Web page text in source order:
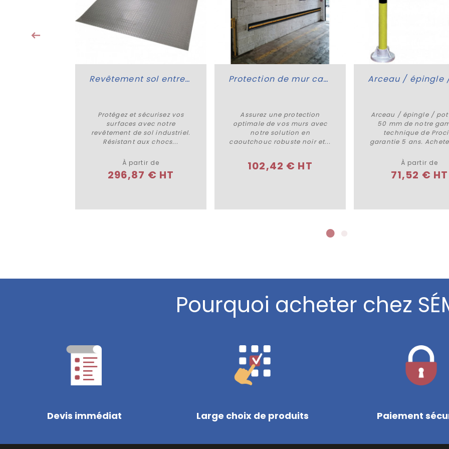
€ HT
Plus de détails
Revêtement sol entrepôt
Protégez et sécurisez vos
surfaces avec notre
revêtement de sol industriel.
Résistant aux chocs...
À partir de
296,87 € HT
Acheter
Protection de mur caoutchouc
Assurez une protection
optimale de vos murs avec
notre solution en
caoutchouc robuste noir et...
102,42 € HT
Plus de détails
Arceau / épingle /
50 mm de notre
technique de
garantie 5 ans.
À partir de
71,52 € HT
Pourquoi acheter chez
Devis immédiat Large choix de produits Paiement